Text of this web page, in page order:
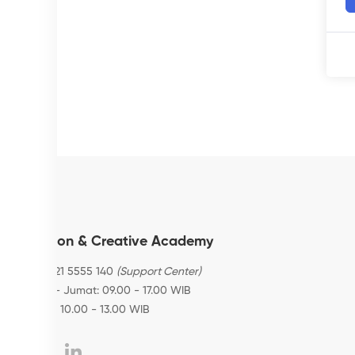
Fashion & Creative Academy
+62 8121 5555 140 (Support Center)
Senin - Jumat: 09.00 - 17.00 WIB
Sabtu: 10.00 - 13.00 WIB